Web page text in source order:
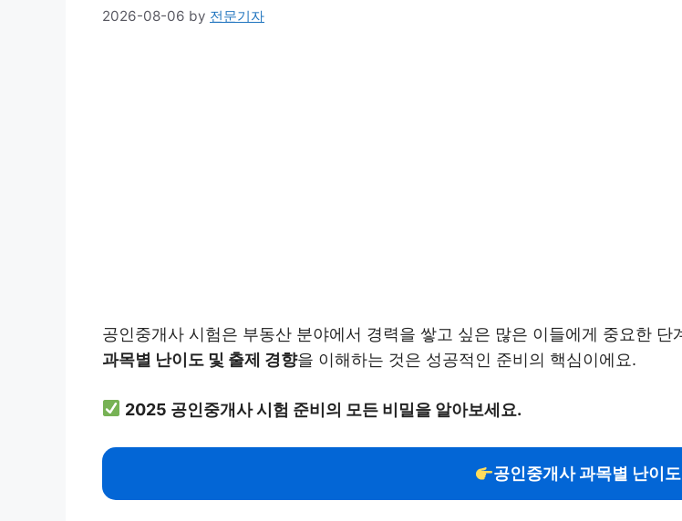
2026-08-06 by 전문기자
공인중개사 시험은 부동산 분야에서 경력을 쌓고 싶은 많은 이들에게 중요한
과목별 난이도 및 출제 경향을 이해하는 것은 성공적인 준비의 핵심이에요.
2025 공인중개사 시험 준비의 모든 비밀을 알아보세요.
공인중개사 과목별 난이